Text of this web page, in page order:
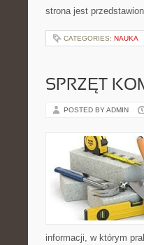
strona jest
CATEGORIES: NAUKA
SPRZĘT
POSTED BY ADMIN
informacji, w którym